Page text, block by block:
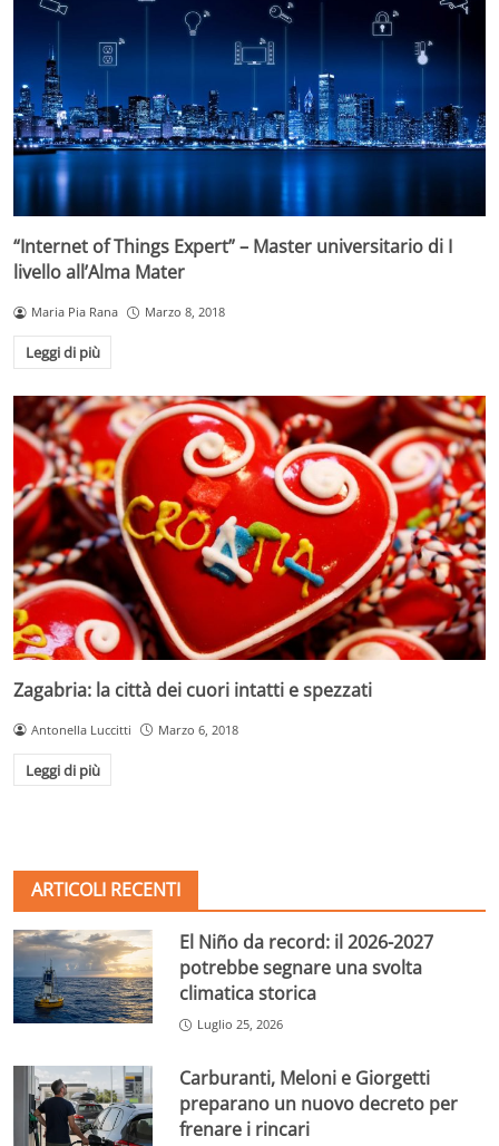
“Internet of Things Expert” – Master universitario di I
livello all’Alma Mater
Maria Pia Rana Marzo 8, 2018
Leggi di più
Zagabria: la città dei cuori intatti e spezzati
Antonella Luccitti Marzo 6, 2018
Leggi di più
ARTICOLI RECENTI
El Niño da record: il 2026-2027
potrebbe segnare una svolta
climatica storica
Luglio 25, 2026
Carburanti, Meloni e Giorgetti
preparano un nuovo decreto per
frenare i rincari